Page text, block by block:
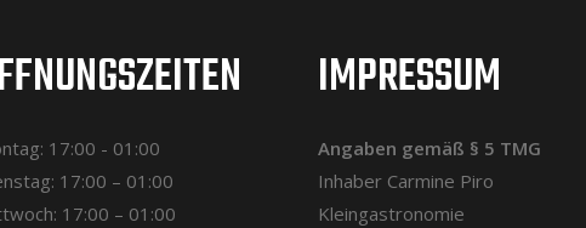
17:00 - 01:00
17:00 – 01:00
17:00 – 01:00
IMPRESSUM
Angaben gemäß § 5 TMG
Inhaber Carmine Piro
Kleingastronomie